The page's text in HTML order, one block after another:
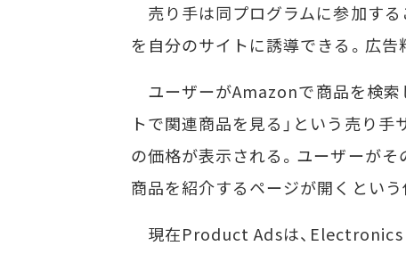
売り手は同プログラムに参加す
を自分のサイトに誘導できる。広
ユーザーがAmazonで商品を検索
トで関連商品を見る」という売り
の価格が表示される。ユーザーが
商品を紹介するページが開くという
現在Product Adsは、Electronics